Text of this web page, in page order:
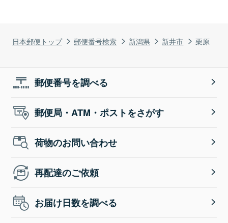
日本郵便トップ 郵便番号検索 新潟県 新井市 栗原
郵便番号を調べる
郵便局・ATM・ポストをさがす
荷物のお問い合わせ
再配達のご依頼
お届け日数を調べる